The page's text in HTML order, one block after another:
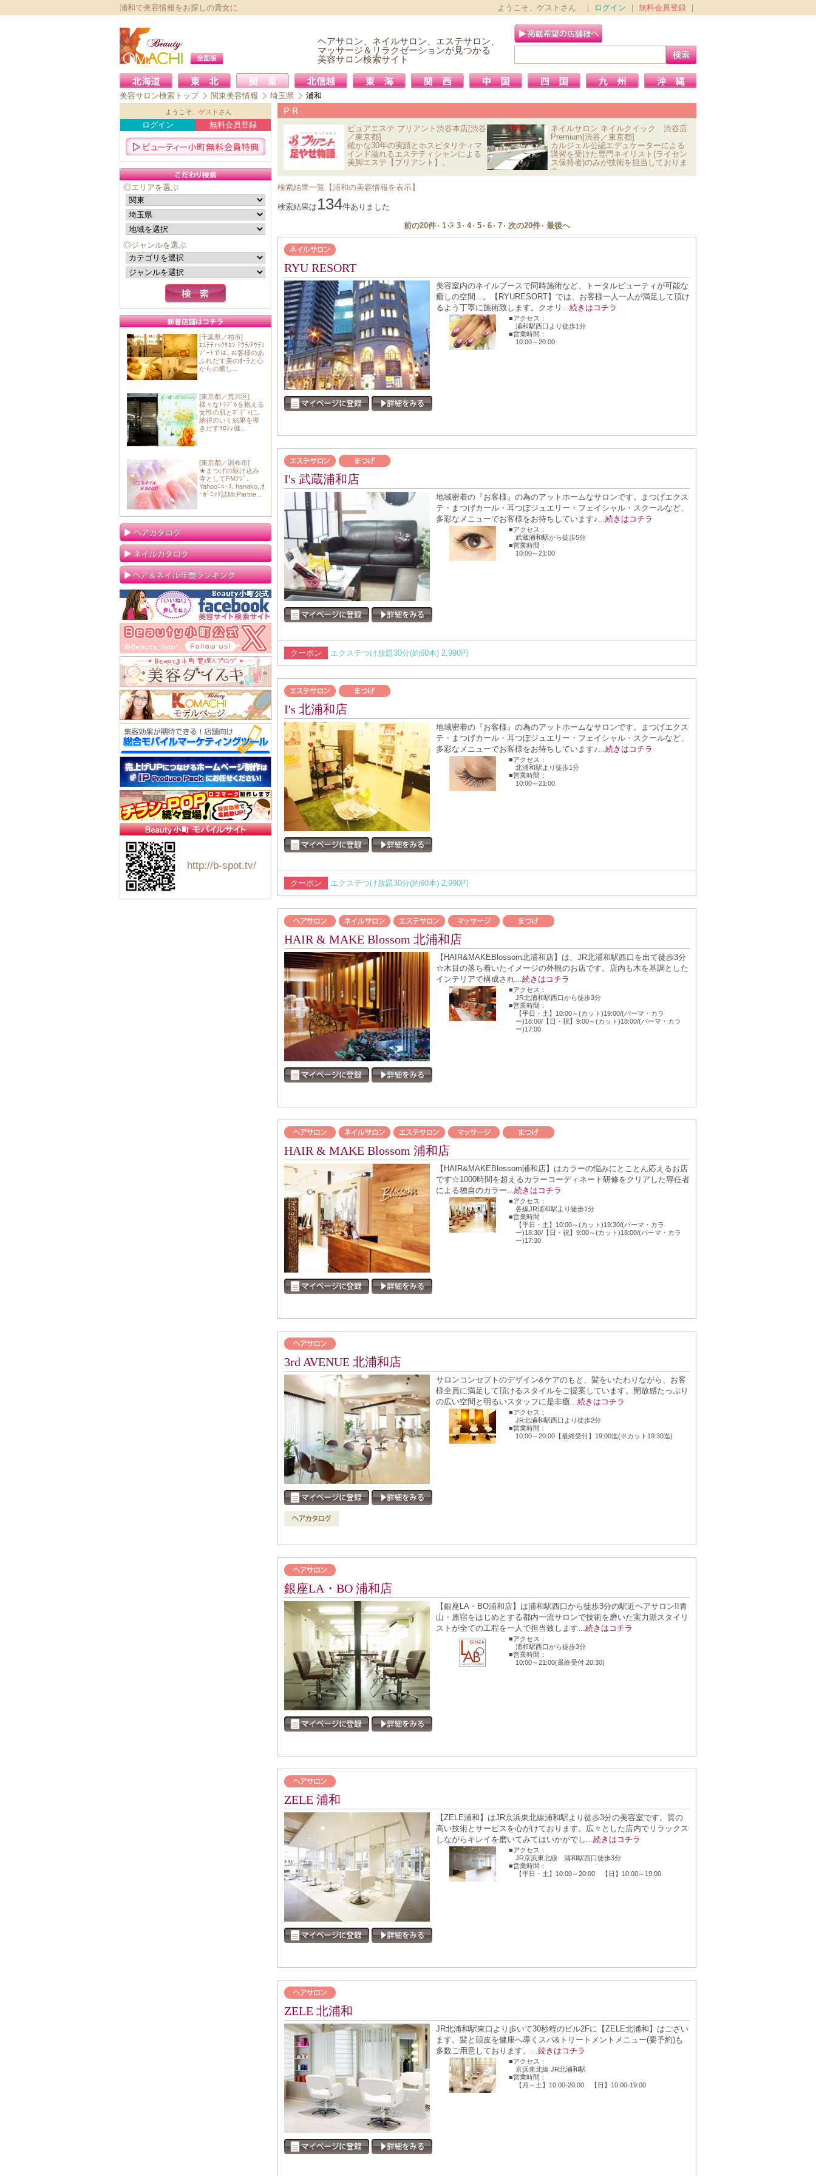
浦和で美容情報をお探しの貴女に ようこそ、ゲストさん ｜ ログイン 無料会員登録
ヘアサロン、ネイルサロン、エステサロン、
マッサージ＆リラクゼーションが見つかる
美容サロン検索サイト
美容サロン検索トップ 関東美容情報 埼玉県 浦和
ピュアエステ ブリアント渋谷本店[渋谷
／東京都]
確かな30年の実績とホスピタリティマ
インド溢れるエステティシャンによる
美脚エステ【ブリアント】。
ネイルサロン ネイルクイック 渋谷店
Premium[渋谷／東京都]
カルジェル公認エデュケーターによる
講習を受けた専門ネイリスト(ライセン
ス保持者)のみが技術を担当しておりま
す。
検索結果一覧【浦和の美容情報を表示】
検索結果は 134件ありました
前の20件 1 2 3 4 5 6 7 次の20件 最後へ
RYU RESORT
美容室内のネイルブースで同時施術など、トータルビューティが可能な
癒しの空間...。【RYURESORT】では、お客様一人一人が満足して頂け
るよう丁寧に施術致します。クオリ...続きはコチラ
■アクセス：
浦和駅西口より徒歩1分
■営業時間：
10:00～20:00
I's 武蔵浦和店
地域密着の『お客様』の為のアットホームなサロンです。まつげエクス
テ・まつげカール・耳つぼジュエリー・フェイシャル・スクールなど、
多彩なメニューでお客様をお待ちしています♪...続きはコチラ
■アクセス：
武蔵浦和駅から徒歩5分
■営業時間：
10:00～21:00
クーポン エクステつけ放題30分(約60本) 2,990円
I's 北浦和店
地域密着の『お客様』の為のアットホームなサロンです。まつげエクス
テ・まつげカール・耳つぼジュエリー・フェイシャル・スクールなど、
多彩なメニューでお客様をお待ちしています♪...続きはコチラ
■アクセス：
北浦和駅より徒歩1分
■営業時間：
10:00～21:00
クーポン エクステつけ放題30分(約60本) 2,990円
HAIR & MAKE Blossom 北浦和店
【HAIR&MAKEBlossom北浦和店】は、JR北浦和駅西口を出て徒歩3分
☆木目の落ち着いたイメージの外観のお店です。店内も木を基調とした
インテリアで構成され...続きはコチラ
■アクセス：
JR北浦和駅西口から徒歩3分
■営業時間：
【平日・土】10:00～(カット)19:00/(パーマ・カラ
ー)18:00/【日・祝】9:00～(カット)18:00/(パーマ・カラ
ー)17:00
HAIR & MAKE Blossom 浦和店
【HAIR&MAKEBlossom浦和店】はカラーの悩みにとことん応えるお店
です☆1000時間を超えるカラーコーディネート研修をクリアした専任者
による独自のカラー...続きはコチラ
■アクセス：
各線JR浦和駅より徒歩1分
■営業時間：
【平日・土】10:00～(カット)19:30/(パーマ・カラ
ー)18:30/【日・祝】9:00～(カット)18:00/(パーマ・カラ
ー)17:30
3rd AVENUE 北浦和店
サロンコンセプトのデザイン&ケアのもと、髪をいたわりながら、お客
様全員に満足して頂けるスタイルをご提案しています。開放感たっぷり
の広い空間と明るいスタッフに是非癒...続きはコチラ
■アクセス：
JR北浦和駅西口より徒歩2分
■営業時間：
10:00～20:00【最終受付】19:00迄(※カット19:30迄)
銀座LA・BO 浦和店
【銀座LA・BO浦和店】は浦和駅西口から徒歩3分の駅近ヘアサロン!!青
山・原宿をはじめとする都内一流サロンで技術を磨いた実力派スタイリ
ストが全ての工程を一人で担当致します...続きはコチラ
■アクセス：
浦和駅西口から徒歩3分
■営業時間：
10:00～21:00(最終受付 20:30)
ZELE 浦和
【ZELE浦和】はJR京浜東北線浦和駅より徒歩3分の美容室です。質の
高い技術とサービスを心がけております。広々とした店内でリラックス
しながらキレイを磨いてみてはいかがでし...続きはコチラ
■アクセス：
JR京浜東北線 浦和駅西口徒歩3分
■営業時間：
【平日・土】10:00～20:00 【日】10:00～19:00
ZELE 北浦和
JR北浦和駅東口より歩いて30秒程のビル2Fに【ZELE北浦和】はござい
ます。髪と頭皮を健康へ導くスパ&トリートメントメニュー(要予約)も
多数ご用意しております。...続きはコチラ
■アクセス：
京浜東北線 JR北浦和駅
■営業時間：
【月～土】10:00-20:00 【日】10:00-19:00
ようこそ、 ゲスト さん
ログイン 無料会員登録
◎エリアを選ぶ
◎ジャンルを選ぶ
[千葉県／柏市]
ｴｽﾃﾃｨｯｸｻﾛﾝ ｱｳﾗ/ｱｳﾗﾘ
ｿﾞｰﾄでは､お客様のあ
ふれだす美のｵｰﾗと心
からの癒し...
[東京都／荒川区]
様々なﾄﾗﾌﾞﾙを抱える
女性の肌とﾎﾞﾃﾞｨに､
納得のいく結果を導
きだすｻﾛﾝ♪健...
[東京都／調布市]
★まつげの駆け込み
寺としてFMﾌｼﾞ､
Yahooﾆｭｰｽ､hanako,,ｵ
ｰｶﾞﾆｯｸ誌Mr.Partne...
http://b-spot.tv/